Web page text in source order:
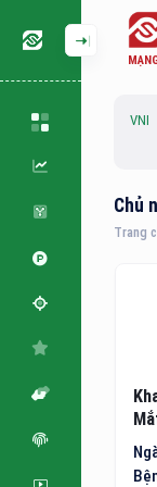
126.88 VNI
Chủ
Trang
Hóa
nghệ
tế
ra